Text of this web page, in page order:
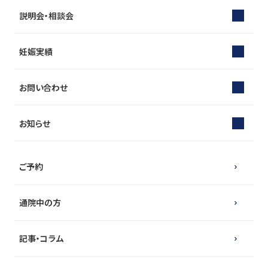
説明会・相談会
妊娠実績
お問い合わせ
お知らせ
通院中の方
ご予約
記事・コラム